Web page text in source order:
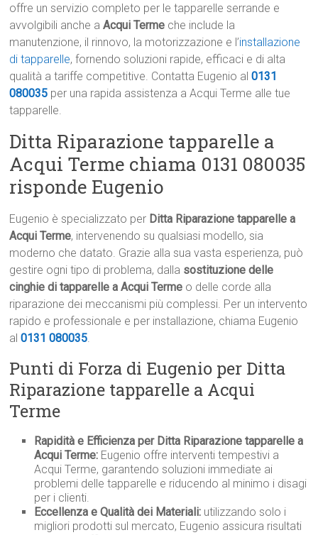
offre un servizio completo per le tapparelle serrande e
avvolgibili anche aAcqui Terme che include la
manutenzione, il rinnovo, la motorizzazione e l’installazione
di tapparelle, fornendo soluzioni rapide, efficaci e di alta
qualità a tariffe competitive. Contatta Eugenio al0131
080035 per una rapida assistenza a Acqui Terme alle tue
tapparelle.
Ditta Riparazione tapparelle a
Acqui Terme chiama 0131 080035
risponde Eugenio
Eugenio è specializzato per Ditta Riparazione tapparelle a
Acqui Terme, intervenendo su qualsiasi modello, sia
moderno che datato. Grazie alla sua vasta esperienza, può
gestire ogni tipo di problema, dalla sostituzione delle
cinghie di tapparelle a Acqui Terme o delle corde alla
riparazione dei meccanismi più complessi. Per un intervento
rapido e professionale e per installazione, chiama Eugenio
al0131 080035.
Punti di Forza di Eugenio per Ditta
Riparazione tapparelle a Acqui
Terme
Rapidità e Efficienza per Ditta Riparazione tapparelle a
Acqui Terme: Eugenio offre interventi tempestivi a
Acqui Terme, garantendo soluzioni immediate ai
problemi delle tapparelle e riducendo al minimo i disagi
per i clienti.
Eccellenza e Qualità dei Materiali: utilizzando solo i
migliori prodotti sul mercato, Eugenio assicura risultati